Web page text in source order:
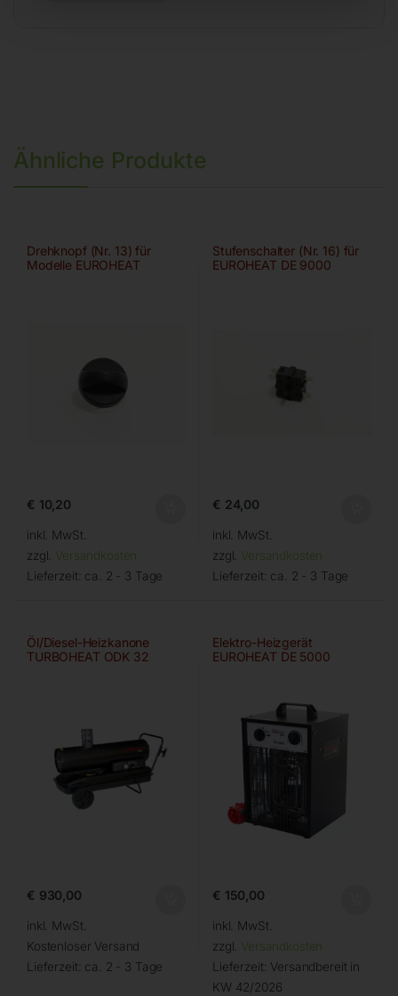
Ähnliche Produkte
Drehknopf (Nr. 13) für
Modelle EUROHEAT
€ 10,20
inkl. MwSt.
zzgl. Versandkosten
Lieferzeit: ca. 2 - 3 Tage
Stufenschalter (Nr. 16) für
EUROHEAT DE 9000
€ 24,00
inkl. MwSt.
zzgl. Versandkosten
Lieferzeit: ca. 2 - 3 Tage
Öl/Diesel-Heizkanone
TURBOHEAT ODK 32
€ 930,00
inkl. MwSt.
Kostenloser Versand
Lieferzeit: ca. 2 - 3 Tage
Elektro-Heizgerät
EUROHEAT DE 5000
€ 150,00
inkl. MwSt.
zzgl. Versandkosten
Lieferzeit: Versandbereit in
KW 42/2026